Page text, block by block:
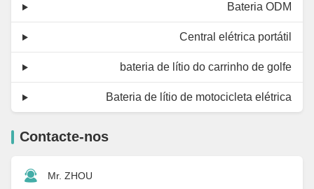
Bateria ODM
Central elétrica portátil
bateria de lítio do carrinho de golfe
Bateria de lítio de motocicleta elétrica
Contacte-nos
Mr. ZHOU